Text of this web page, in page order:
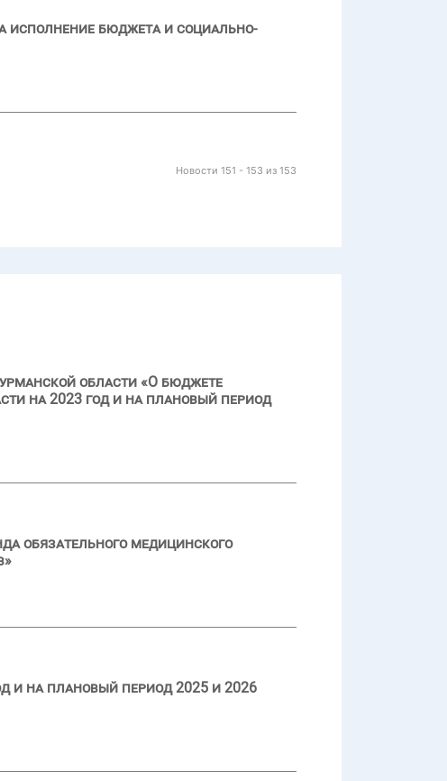
исполнение бюджета и социально-
Новости 151 - 153 из 153
области «О бюджете
на 2023 год и на плановый период
обязательного медицинского
и на плановый период 2025 и 2026